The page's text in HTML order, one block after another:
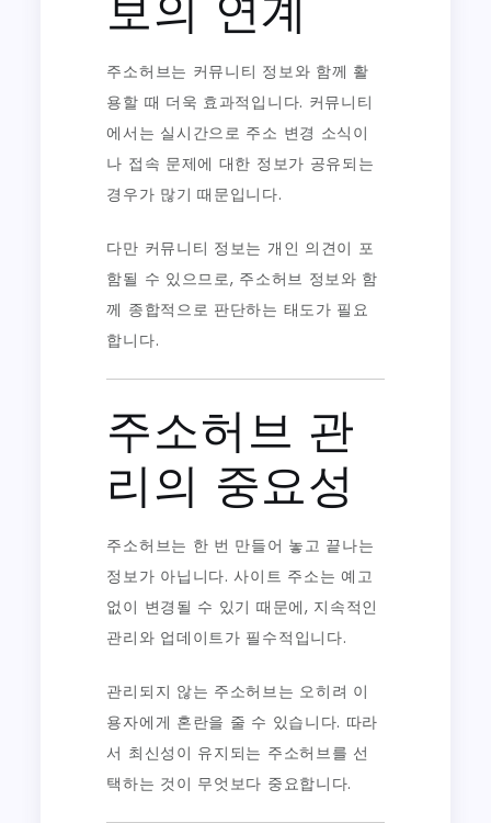
주소허브는 커뮤니티 정보와 함께 활
용할 때 더욱 효과적입니다. 커뮤니티
에서는 실시간으로 주소 변경 소식이
나 접속 문제에 대한 정보가 공유되는
경우가 많기 때문입니다.
다만 커뮤니티 정보는 개인 의견이 포
함될 수 있으므로, 주소허브 정보와 함
께 종합적으로 판단하는 태도가 필요
합니다.
주소허브 관
리의 중요성
주소허브는 한 번 만들어 놓고 끝나는
정보가 아닙니다. 사이트 주소는 예고
없이 변경될 수 있기 때문에, 지속적인
관리와 업데이트가 필수적입니다.
관리되지 않는 주소허브는 오히려 이
용자에게 혼란을 줄 수 있습니다. 따라
서 최신성이 유지되는 주소허브를 선
택하는 것이 무엇보다 중요합니다.